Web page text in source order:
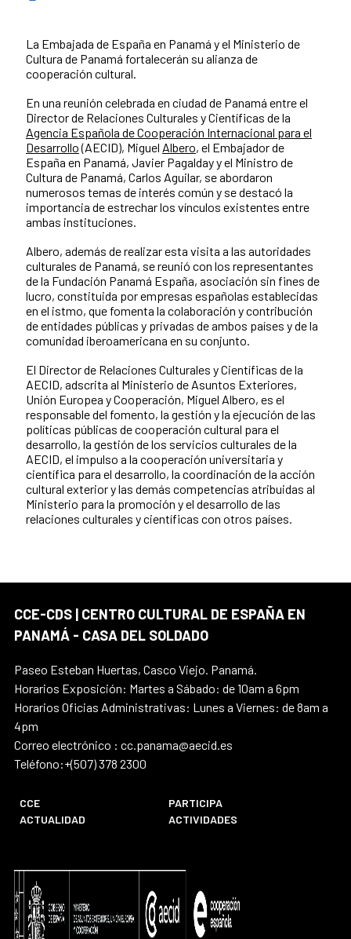
La Embajada de España en Panamá y el Ministerio de
Cultura de Panamá fortalecerán su alianza de
cooperación cultural.
En una reunión celebrada en ciudad de Panamá entre el
Director de Relaciones Culturales y Científicas de la
Agencia Española de Cooperación Internacional para el
Desarrollo(AECID), Miguel Albero, el Embajador de
España en Panamá, Javier Pagalday y el Ministro de
Cultura de Panamá, Carlos Aguilar, se​ abordaron
numerosos temas de interés común y se destacó la
importancia de estrechar los vínculos existentes entre
ambas instituciones.
Albero, además de realizar esta visita a las autoridades
culturales de Panamá, se reunió con los representantes
de la Fundación Panamá España, asociación sin fines de
lucro, constituida por empresas españolas establecidas
en el istmo, que fomenta la colaboración y contribución
de entidades públicas y privadas de ambos países y de la
comunidad iberoamericana en su conjunto.
El Director de Relaciones Culturales y Científicas de la
AECID, adscrita al Ministerio de Asuntos Exteriores,
Unión Europea y Cooperación, Miguel Albero, es el
responsable del fomento, la gestión y la ejecución de las
políticas públicas de cooperación cultural para el
desarrollo, la gestión de los servicios culturales de la
AECID, el impulso a la cooperación universitaria y
científica para el desarrollo, la coordinación de la acción
cultural exterior y las demás competencias atribuidas al
Ministerio para la promoción y el desarrollo de las
relaciones culturales y científicas con otros países.
CCE-CDS | CENTRO CULTURAL DE ESPAÑA EN
PANAMÁ - CASA DEL SOLDADO
Paseo Esteban Huertas, Casco Viejo. Panamá.
Horarios Exposición: Martes a Sábado: de 10am a 6pm
Horarios Oficias Administrativas: Lunes a Viernes: de 8am a
4pm
Correo electrónico : cc.panama@aecid.es
Teléfono:+(507) 378 2300
CCE
PARTICIPA
ACTUALIDAD
ACTIVIDADES